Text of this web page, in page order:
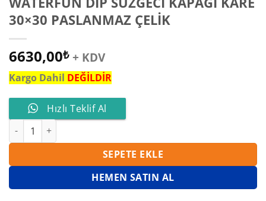
30×30 PASLANMAZ ÇELİK
6630,00₺ + KDV
Kargo Dahil DEĞİLDİR
Hızlı Teklif Al
WATERFUN DİP SÜZGECİ KAPAĞI KARE 30x30 PASLANMAZ
SEPETE EKLE
HEMEN SATIN AL